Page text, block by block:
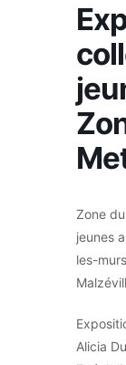
Zone
jeunes
les-
Alicia